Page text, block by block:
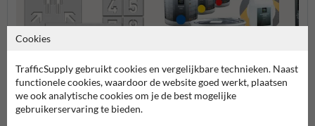
Cookies
TrafficSupply gebruikt cookies en vergelijkbare technieken. Naast
functionele cookies, waardoor de website goed werkt, plaatsen
we ook analytische cookies om je de best mogelijke
gebruikerservaring te bieden.